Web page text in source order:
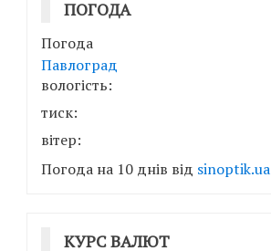
ПОГОДА
Погода
Павлоград
вологість:
тиск:
вітер:
Погода на 10 днів від sinoptik.ua
КУРС ВАЛЮТ